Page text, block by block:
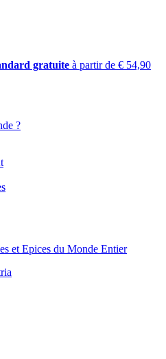
gratuite à partir de € 54,90
?
et Epices du Monde Entier